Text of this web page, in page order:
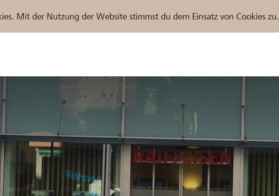
Mit der Nutzung der Website stimmst du dem Einsatz von Cookies zu.
Partner / Raiffeisenbank